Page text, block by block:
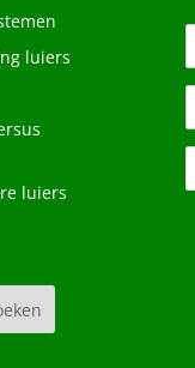
luiers
luiers